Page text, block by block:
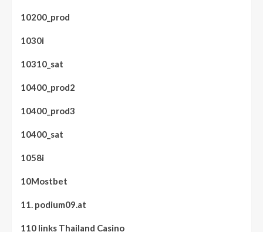
10200_prod
1030i
10310_sat
10400_prod2
10400_prod3
10400_sat
1058i
10Mostbet
11. podium09.at
110 links Thailand Casino